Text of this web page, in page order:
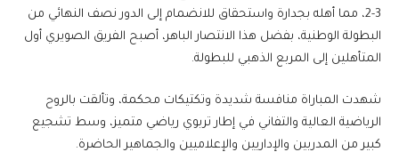
3-2، مما أهله بجدارة واستحقاق للانضمام إلى الدور نصف النهائي من
البطولة الوطنية، بفضل هذا الانتصار الباهر، أصبح الفريق الصويري أول
المتأهلين إلى المربع الذهبي للبطولة.
شهدت المباراة منافسة شديدة وتكتيكات محكمة، وتألقت بالروح
الرياضية العالية والتفاني في إطار تربوي رياضي متميز، وسط تشجيع
كبير من المدربين والإداريين والإعلاميين والجماهير الحاضرة.